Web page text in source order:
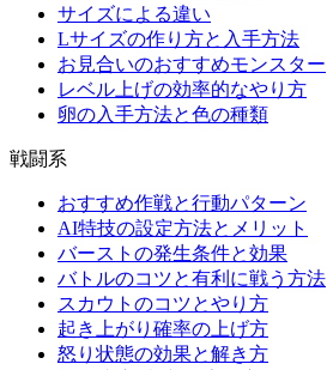
サイズによる違い
Lサイズの作り方と入手方法
お見合いのおすすめモンスター
レベル上げの効率的なやり方
卵の入手方法と色の種類
戦闘系
おすすめ作戦と行動パターン
AI特技の設定方法とメリット
バーストの発生条件と効果
バトルのコツと有利に戦う方法
スカウトのコツとやり方
起き上がり確率の上げ方
怒り状態の効果と解き方